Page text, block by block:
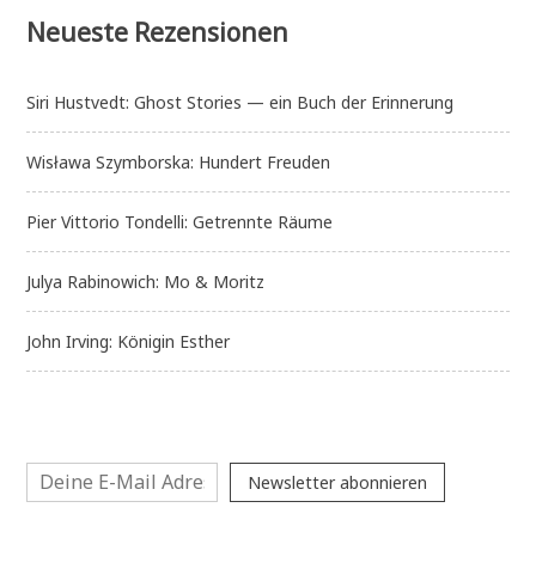
Neueste Rezensionen
Siri Hustvedt: Ghost Stories — ein Buch der Erinnerung
Wisława Szymborska: Hundert Freuden
Pier Vittorio Tondelli: Getrennte Räume
Julya Rabinowich: Mo & Moritz
John Irving: Königin Esther
Newsletter abonnieren